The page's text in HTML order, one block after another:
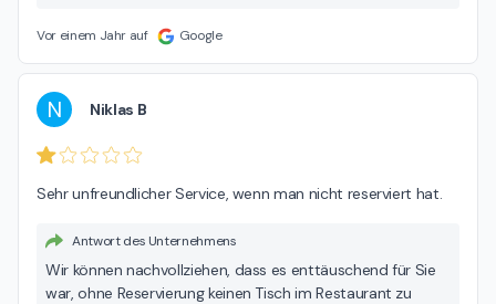
Vor einem Jahr auf Google
N Niklas B
Sehr unfreundlicher Service, wenn man nicht reserviert hat.
Antwort des Unternehmens
Wir können nachvollziehen, dass es enttäuschend für Sie
war, ohne Reservierung keinen Tisch im Restaurant zu